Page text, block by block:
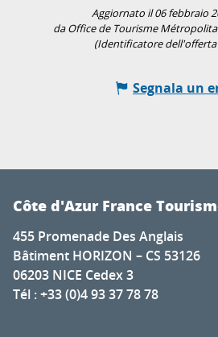
Aggiornato il 06 febbraio
da Office de Tourisme
(Identificatore dell'offerta
Segnala un
Côte d'Azur France
455 Promenade Des Anglais
Bâtiment HORIZON – CS 53126
06203 NICE Cedex 3
Tél : +33 (0)4 93 37 78 78